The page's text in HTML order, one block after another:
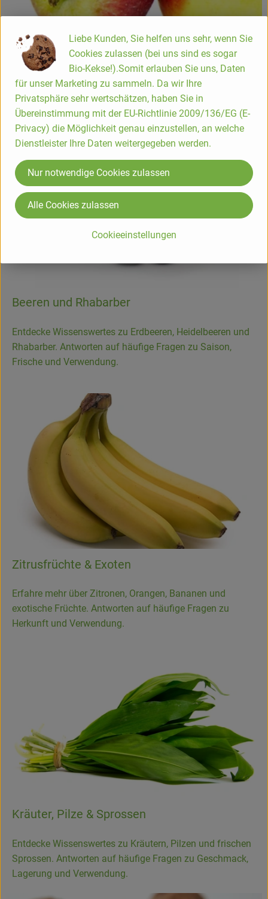
Kernobst & Steinobst
Erfahre mehr über Äpfel, Birnen, Pflaumen und weiteres
Obst. Antworten auf häufige Fragen zu Reife, Herkunft
und Lagerung.
Beeren und Rhabarber
Entdecke Wissenswertes zu Erdbeeren, Heidelbeeren und
Rhabarber. Antworten auf häufige Fragen zu Saison,
Frische und Verwendung.
Zitrusfrüchte & Exoten
Erfahre mehr über Zitronen, Orangen, Bananen und
exotische Früchte. Antworten auf häufige Fragen zu
Herkunft und Verwendung.
Kräuter, Pilze & Sprossen
Entdecke Wissenswertes zu Kräutern, Pilzen und frischen
Sprossen. Antworten auf häufige Fragen zu Geschmack,
Lagerung und Verwendung.
Liebe Kunden, Sie helfen uns sehr, wenn Sie
Cookies zulassen (bei uns sind es sogar
Bio-Kekse!).Somit erlauben Sie uns, Daten
für unser Marketing zu sammeln. Da wir Ihre
Privatsphäre sehr wertschätzen, haben Sie in
Übereinstimmung mit der EU-Richtlinie 2009/136/EG (E-
Privacy) die Möglichkeit genau einzustellen, an welche
Dienstleister Ihre Daten weitergegeben werden.
Cookieeinstellungen
Nur notwendige Cookies zulassen
Alle Cookies zulassen